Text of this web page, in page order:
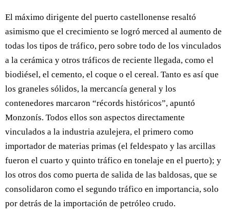
El máximo dirigente del puerto castellonense resaltó
asimismo que el crecimiento se logró merced al aumento de
todas los tipos de tráfico, pero sobre todo de los vinculados
a la cerámica y otros tráficos de reciente llegada, como el
biodiésel, el cemento, el coque o el cereal. Tanto es así que
los graneles sólidos, la mercancía general y los
contenedores marcaron “récords históricos”, apuntó
Monzonís. Todos ellos son aspectos directamente
vinculados a la industria azulejera, el primero como
importador de materias primas (el feldespato y las arcillas
fueron el cuarto y quinto tráfico en tonelaje en el puerto); y
los otros dos como puerta de salida de las baldosas, que se
consolidaron como el segundo tráfico en importancia, solo
por detrás de la importación de petróleo crudo.